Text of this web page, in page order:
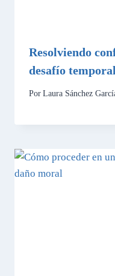
Resolviendo
desafío
Por Laura Sánchez